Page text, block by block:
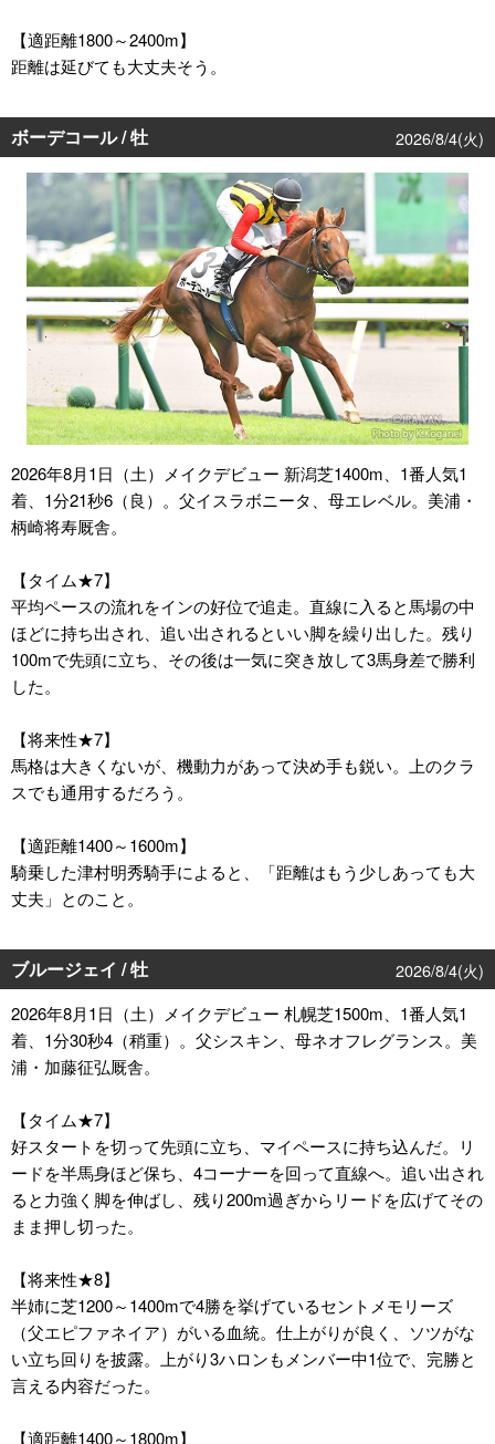
【適距離1800～2400m】
距離は延びても大丈夫そう。
ボーデコール / 牡 2026/8/4(火)
2026年8月1日（土）メイクデビュー 新潟芝1400m、1番人気1
着、1分21秒6（良）。父イスラボニータ、母エレベル。美浦・
柄崎将寿厩舎。
【タイム★7】
平均ペースの流れをインの好位で追走。直線に入ると馬場の中
ほどに持ち出され、追い出されるといい脚を繰り出した。残り
100mで先頭に立ち、その後は一気に突き放して3馬身差で勝利
した。
【将来性★7】
馬格は大きくないが、機動力があって決め手も鋭い。上のクラ
スでも通用するだろう。
【適距離1400～1600m】
騎乗した津村明秀騎手によると、「距離はもう少しあっても大
丈夫」とのこと。
ブルージェイ / 牡
2026/8/4(火)
2026年8月1日（土）メイクデビュー 札幌芝1500m、1番人気1
着、1分30秒4（稍重）。父シスキン、母ネオフレグランス。美
浦・加藤征弘厩舎。
【タイム★7】
好スタートを切って先頭に立ち、マイペースに持ち込んだ。リ
ードを半馬身ほど保ち、4コーナーを回って直線へ。追い出され
ると力強く脚を伸ばし、残り200m過ぎからリードを広げてその
まま押し切った。
【将来性★8】
半姉に芝1200～1400mで4勝を挙げているセントメモリーズ
（父エピファネイア）がいる血統。仕上がりが良く、ソツがな
い立ち回りを披露。上がり3ハロンもメンバー中1位で、完勝と
言える内容だった。
【適距離1400～1800m】